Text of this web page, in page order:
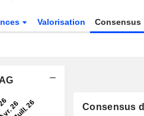
Valorisation Consensus
Consensus